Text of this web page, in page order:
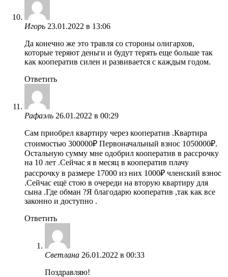
Игорь 23.01.2022 в 13:06
Да конечно же это травля со стороны олигархов,
которые теряют деньги и будут терять еще больше так
как кооператив силен и развивается с каждым годом.
Ответить
Рафаэль 26.01.2022 в 00:29
Сам приобрел квартиру через кооператив .Квартира
стоимостью 300000₽ Первоначальный взнос 1050000₽.
Остальную сумму мне одобрил кооператив в рассрочку
на 10 лет .Сейчас я в месяц в кооператив плачу
рассрочку в размере 17000 из них 1000₽ членский взнос
.Сейчас ещё стою в очереди на вторую квартиру для
сына .Где обман ?Я благодарю кооператив ,так как все
законно и доступно .
Ответить
Светлана 26.01.2022 в 00:33
Поздравляю!